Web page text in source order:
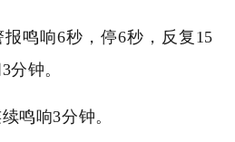
报鸣响6秒，停6秒，反复15
分钟。
鸣响3分钟。